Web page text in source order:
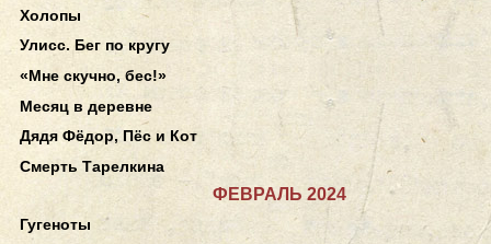
Холопы
Улисс. Бег по кругу
«Мне скучно, бес!»
Месяц в деревне
Дядя Фёдор, Пёс и Кот
Смерть Тарелкина
ФЕВРАЛЬ 2024
Гугеноты